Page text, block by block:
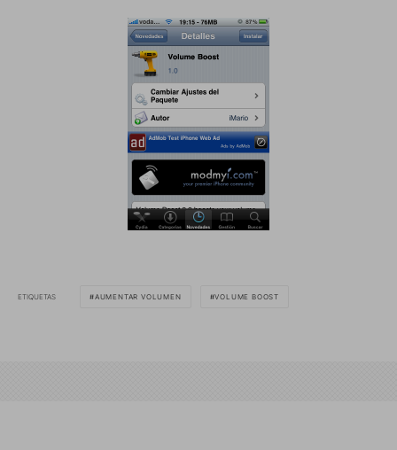
ETIQUETAS AUMENTAR VOLUMEN VOLUME BOOST